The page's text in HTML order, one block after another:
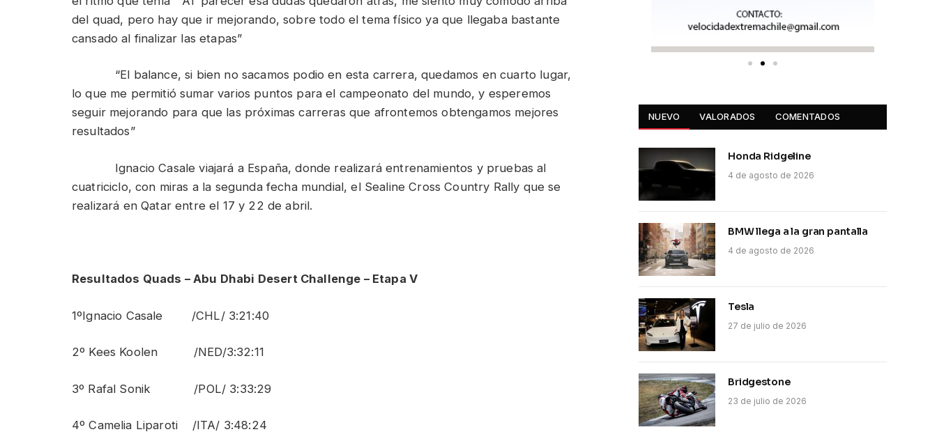
del quad, pero hay que ir mejorando, sobre todo el tema físico ya que llegaba bastante
cansado al finalizar las etapas”
“El balance, si bien no sacamos podio en esta carrera, quedamos en cuarto lugar,
lo que me permitió sumar varios puntos para el campeonato del mundo, y esperemos
seguir mejorando para que las próximas carreras que afrontemos obtengamos mejores
resultados”
Ignacio Casale viajará a España, donde realizará entrenamientos y pruebas al
cuatriciclo, con miras a la segunda fecha mundial, el Sealine Cross Country Rally que se
realizará en Qatar entre el 17 y 22 de abril.
Resultados Quads – Abu Dhabi Desert Challenge – Etapa V
1ºIgnacio Casale /CHL/ 3:21:40
2º Kees Koolen /NED/3:32:11
3º Rafal Sonik /POL/ 3:33:29
4º Camelia Liparoti /ITA/ 3:48:24
NUEVO VALORADOS COMENTADOS
Honda Ridgeline
4 de agosto de 2026
BMW llega a la gran pantalla
4 de agosto de 2026
Tesla
27 de julio de 2026
Bridgestone
23 de julio de 2026